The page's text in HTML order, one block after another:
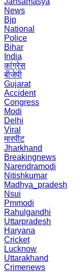
News
Bjp
National
Police
Bihar
India
कांग्रेस
बीजेपी
Gujarat
Accident
Congress
Modi
Delhi
Viral
मारपीट
Jharkhand
Breakingnews
Narendramodi
Nitishkumar
Madhya_pradesh
Nsui
Pmmodi
Rahulgandhi
Uttarpradesh
Haryana
Cricket
Lucknow
Uttarakhand
Crimenews